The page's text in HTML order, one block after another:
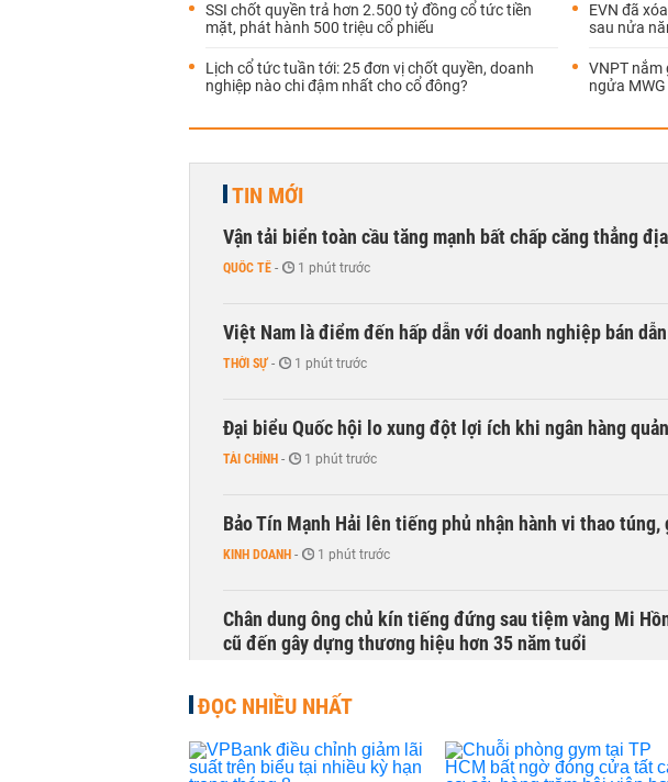
SSI chốt quyền trả hơn 2.500 tỷ đồng cổ tức tiền
mặt, phát hành 500 triệu cổ phiếu
Lịch cổ tức tuần tới: 25 đơn vị chốt quyền, doanh
nghiệp nào chi đậm nhất cho cổ đông?
EVN đã
sau nửa
VNPT nắm
ngửa MWG
TIN MỚI
Vận tải biển toàn cầu tăng mạnh bất chấp căng thẳng
QUỐC TẾ - 1 phút trước
Việt Nam là điểm đến hấp dẫn với doanh nghiệp bán
THỜI SỰ - 1 phút trước
Đại biểu Quốc hội lo xung đột lợi ích khi ngân hàng
TÀI CHÍNH - 1 phút trước
Bảo Tín Mạnh Hải lên tiếng phủ nhận hành vi thao
KINH DOANH - 1 phút trước
Chân dung ông chủ kín tiếng đứng sau tiệm vàng Mi
cũ đến gây dựng thương hiệu hơn 35 năm tuổi
Việt Nam hút khách Ấn Độ, cạnh tranh Thái Lan và Bali
THỜI SỰ - 1 phút trước
ĐỌC NHIỀU NHẤT